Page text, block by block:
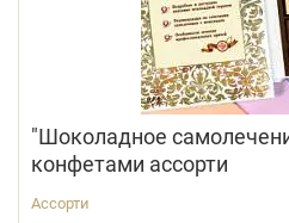
"Шоколадное
конфетами ассорти
Ассорти